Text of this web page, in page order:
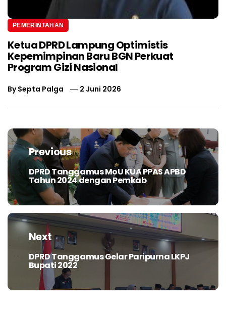
PEMERINTAHAN
Ketua DPRD Lampung Optimistis
Kepemimpinan Baru BGN Perkuat
Program Gizi Nasional
BySepta Palga 2 Juni 2026
Navigasi
posPrevious
Previous
post:
DPRD Tanggamus MoU KUA PPAS APBD
Tahun 2024 dengan Pemkab
Next
Next
post:
DPRD Tanggamus Gelar Paripurna LKPJ
Bupati 2022